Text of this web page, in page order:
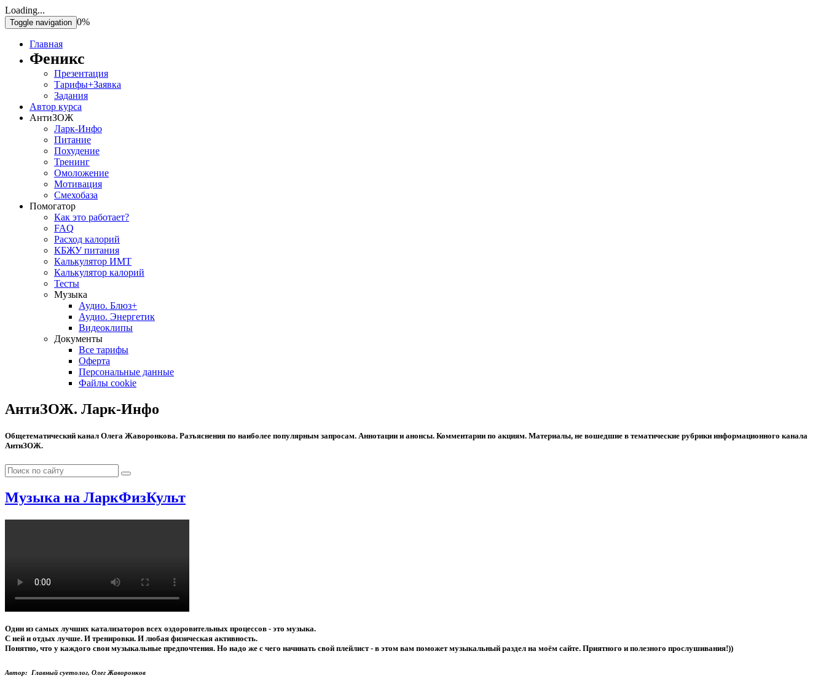
Loading...
Toggle navigation 0%
Главная
Феникс
Презентация
Тарифы+Заявка
Задания
Автор курса
АнтиЗОЖ
Ларк-Инфо
Питание
Похудение
Тренинг
Омоложение
Мотивация
Смехобаза
Помогатор
Как это работает?
FAQ
Расход калорий
КБЖУ питания
Калькулятор ИМТ
Калькулятор калорий
Тесты
Музыка
Аудио. Блюз+
Аудио. Энергетик
Видеоклипы
Документы
Все тарифы
Оферта
Персональные данные
Файлы cookie
АнтиЗОЖ. Ларк-Инфо
Общетематический канал Олега Жаворонкова. Разъяснения по наиболее популярным запросам. Аннотации и анонсы. Комментарии по акциям. Материалы, не вошедшие в тематические рубрики информационного канала
АнтиЗОЖ.
Музыка на ЛаркФизКульт
Один из самых лучших катализаторов всех оздоровительных процессов - это музыка.
С ней и отдых лучше. И тренировки. И любая физическая активность.
Понятно, что у каждого свои музыкальные предпочтения. Но надо же с чего начинать свой плейлист - в этом вам поможет музыкальный раздел на моём сайте. Приятного и полезного прослушивания!))
Автор: Главный суетолог, Олег Жаворонков